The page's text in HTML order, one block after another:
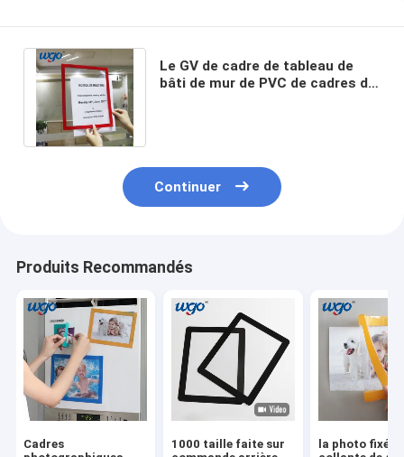
Le GV de cadre de tableau de
bâti de mur de PVC de cadres de
Continuer
Produits Recommandés
Cadres
1000 taille faite sur
la photo fixée